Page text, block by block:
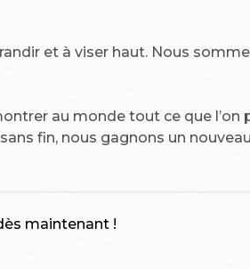
et à viser haut. Nous
au monde tout ce que l’on
fin, nous gagnons un
maintenant !